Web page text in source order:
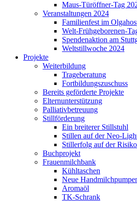
Maus-Türöffner-Tag
Veranstaltungen 2024
Familienfest im
Welt-Frühgeborenen-
Spendenaktion am
Weltstillwoche 2024
Projekte
Weiterbildung
Trageberatung
Fortbildungszuschuss
Bereits geförderte Projekte
Elternunterstützung
Palliativbetreuung
Stillförderung
Ein breiterer Stillstuhl
Stillen auf der Neo-
Stillerfolg auf der
Buchprojekt
Frauenmilchbank
Kühltaschen
Neue
Aromaöl
TK-Schrank